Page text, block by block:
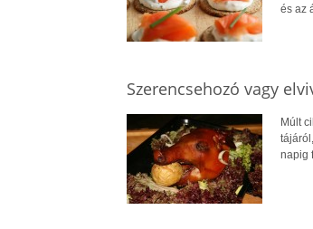
és az
Szerencsehozó vagy
Múlt
napig